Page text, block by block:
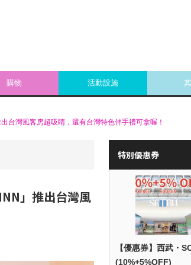
購物 活動設施
台灣風客房超吸睛，還有台灣特色伴手禮可拿喔！
」推出台灣風
特別優惠券
【優惠券】西武・
(10%+5%OFF)